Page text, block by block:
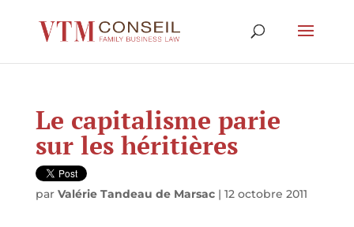
Le capitalisme parie
sur les héritières
par Valérie Tandeau de Marsac| 12 octobre 2011